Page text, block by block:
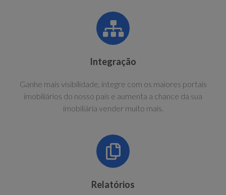
Integração
Ganhe mais visibilidade, integre com os maiores portais
imobiliários do nosso país e aumenta a chance da sua
imobiliária vender muito mais.
Relatórios